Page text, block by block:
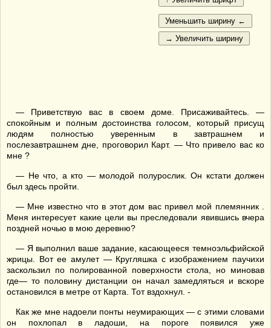
— Приветствую вас в своем доме. Присаживайтесь. —
спокойным и полным достоинства голосом, который присущ
людям полностью уверенным в завтрашнем и
послезавтрашнем дне, проговорил Карт. — Что привело вас ко
мне ?
— Не что, а кто — молодой полурослик. Он кстати должен
был здесь пройти.
— Мне известно что в этот дом вас привел мой племянник .
Меня интересует какие цели вы преследовали явившись вчера
поздней ночью в мою деревню?
— Я выполнил ваше задание, касающееся темноэльфийской
жрицы. Вот ее амулет — Кругляшка с изображением паучихи
заскользил по полированной поверхности стола, но миновав
где— то половину дистанции он начал замедляться и вскоре
остановился в метре от Карта. Тот вздохнул. -
Как же мне надоели понты неумирающих — с этими словами
он похлопал в ладоши, на пороге появился уже